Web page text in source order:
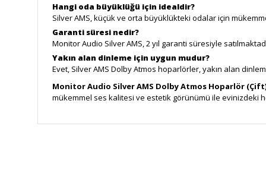
Hangi oda büyüklüğü için idealdir?
Silver AMS, küçük ve orta büyüklükteki odalar için
Garanti süresi nedir?
Monitor Audio Silver AMS, 2 yıl garanti süresiyle
Yakın alan dinleme için uygun mudur?
Evet, Silver AMS Dolby Atmos hoparlörler, yakın alan
Monitor Audio Silver AMS Dolby Atmos Hoparlör
mükemmel ses kalitesi ve estetik görünümü ile evinizdeki